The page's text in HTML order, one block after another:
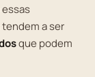
a ser
que podem